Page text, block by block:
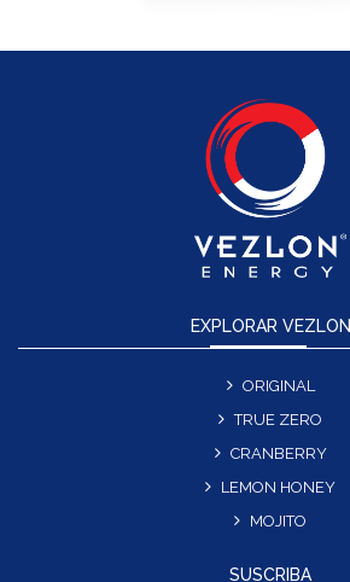
EXPLORAR VEZLON
ORIGINAL
TRUE ZERO
CRANBERRY
LEMON HONEY
MOJITO
SUSCRIBA